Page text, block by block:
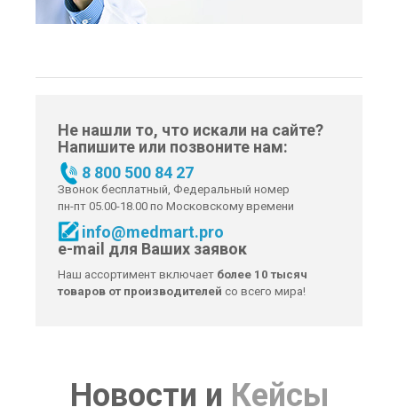
Не нашли то, что искали на сайте?
Напишите или позвоните нам:
8 800 500 84 27
Звонок бесплатный, Федеральный номер
пн-пт 05.00-18.00 по Московскому времени
info@medmart.pro
e-mail для Ваших заявок
Наш ассортимент включает более 10 тысяч
товаров от производителей со всего мира!
Новости и Кейсы